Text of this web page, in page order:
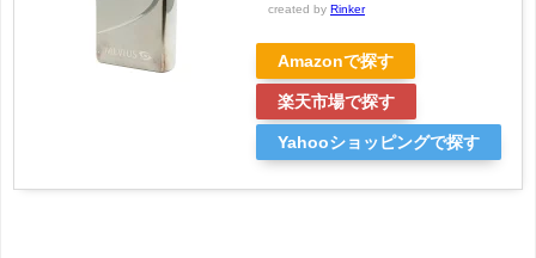
created by Rinker
Amazonで探す
楽天市場で探す
Yahooショッピングで探す